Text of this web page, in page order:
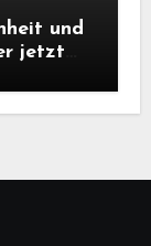
und
jetzt